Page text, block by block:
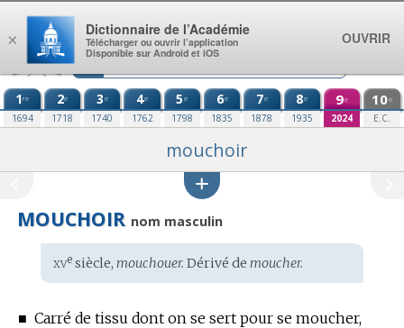
Aller au contenu
1re
1694
2e
1718
3e
1740
4e
1762
5e
1798
6e
1835
7e
1878
8e
1935
9e
2024
10e
E.C.
mouchoir
MOUCHOIR nom masculin
Étymologie
:
xvesiècle, mouchouer. Dérivé de moucher.
■ Carré de tissu dont on se sert pour se moucher,
×
Dictionnaire de l’Académie
Télécharger ou ouvrir l’application
Disponible sur Android et iOS
OUVRIR